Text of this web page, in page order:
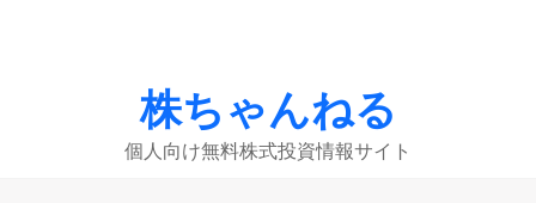
株ちゃんねる
個人向け無料株式投資情報サイト